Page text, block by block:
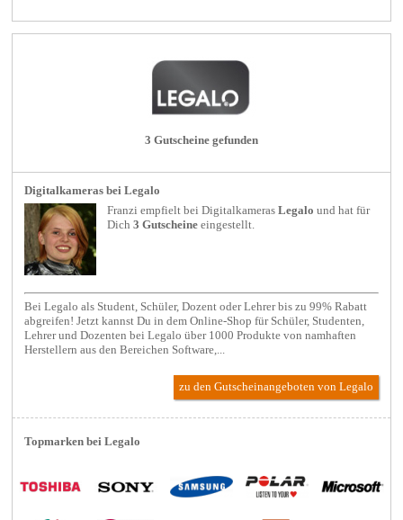
3 Gutscheine gefunden
Digitalkameras bei Legalo
Franzi empfielt beiDigitalkameras Legalo und hat für
Dich3 Gutscheine eingestellt.
Bei Legalo als Student, Schüler, Dozent oder Lehrer bis zu 99% Rabatt
abgreifen! Jetzt kannst Du in dem Online-Shop für Schüler, Studenten,
Lehrer und Dozenten bei Legalo über 1000 Produkte von namhaften
Herstellern aus den Bereichen Software,...
zu den Gutscheinangeboten von Legalo
Topmarken bei Legalo